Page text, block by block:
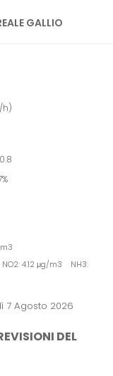
GALLIO
h)
4.12 μg/m3 NH3:
7 Agosto 2026
DEL